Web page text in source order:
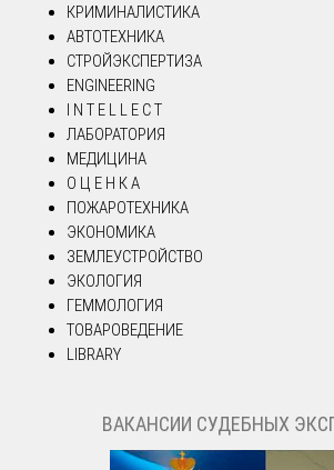
КРИМИНАЛИСТИКА
АВТОТЕХНИКА
СТРОЙЭКСПЕРТИЗА
ENGINEERING
I N T E L L E C T
ЛАБОРАТОРИЯ
МЕДИЦИНА
О Ц Е Н К А
ПОЖАРОТЕХНИКА
ЭКОНОМИКА
ЗЕМЛЕУСТРОЙСТВО
ЭКОЛОГИЯ
ГЕММОЛОГИЯ
ТОВАРОВЕДЕНИЕ
LIBRARY
ВАКАНСИИ СУДЕБНЫХ